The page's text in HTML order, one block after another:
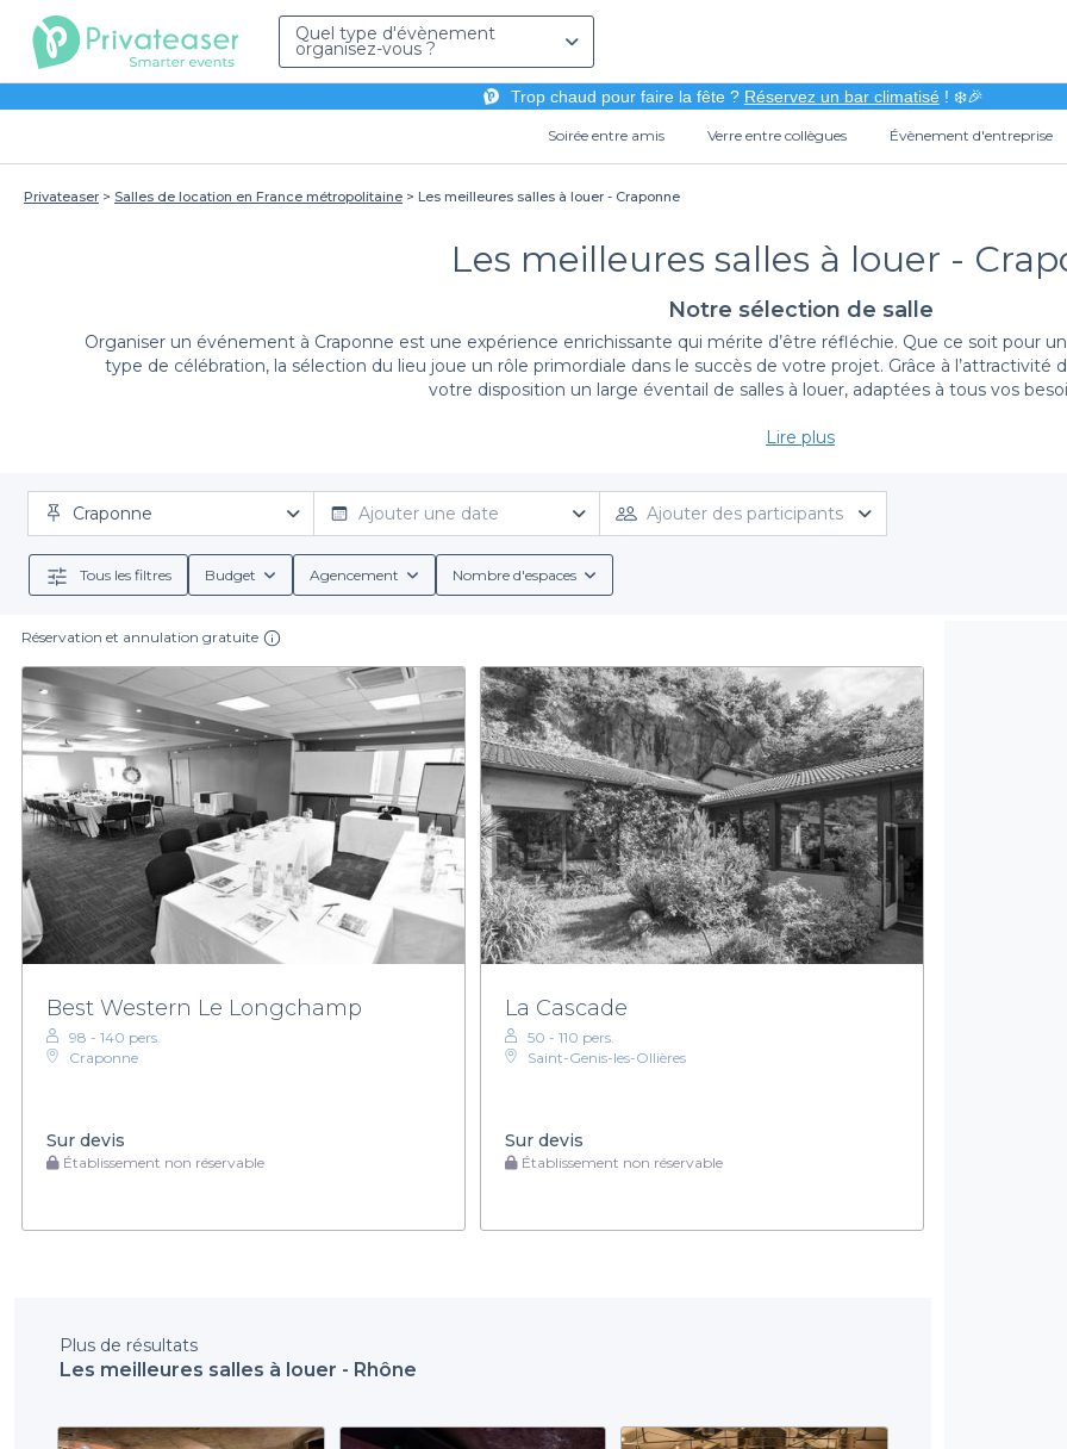
Quel type d'évènement
organisez-vous ?
Trop chaud pour faire la fête ? Réservez un bar climatisé! ❄️🎉
Soirée entre amis Verre entre collègues Évènement d'entreprise
Privateaser Salles de location en France métropolitaine Les meilleures salles à louer - Craponne
Les meilleures salles à louer -
Notre sélection de salle
Organiser un événement à Craponne est une expérience enrichissante qui mérite d’être réfléchie. Que ce soit pour
type de célébration, la sélection du lieu joue un rôle primordiale dans le succès de votre projet. Grâce à
votre disposition un large éventail de salles à louer, adaptées à tous vos
Utiliser Privateaser pour réserver votre salle à Craponne simplifie grandement la gestion de votre événement. Nous
allant des salles de réunion modernes aux espaces plus conviviaux, parfaits pour une fête entre amis. Votre
en ligne. Vous pouvez consulter des informations détaillées sur chaque lieu, y compris les conditions de location,
optiez pour un cocktail dînatoire ou pour des rafraîchissements plus traditionnels, vous trouverez
Réservez votre salle à Craponne sans hésitation
Ne laissez pas l'organisation de votre événement vous stresser. Utiliser Privateaser, c'est la garantie d'une
répondre à vos attentes. Située au cœur d'une région dynamique et accessible, Craponne est l'endroit idéal pour
N'attendez plus pour explorer nos offres et dénicher la salle parfaite pour votre événement. Découvrez dès
et faites de votre projet un réel succès !
Lire plus
Craponne Ajouter une date Ajouter des participants
Tous les filtres Budget Agencement Nombre d'espaces
Réservation et annulation gratuite
Best Western Le Longchamp
98 - 140 pers.
Craponne
Sur devis
Établissement non réservable
La Cascade
50 - 110 pers.
Saint-Genis-les-Ollières
Sur devis
Établissement non réservable
Plus de résultats
Les meilleures salles à louer - Rhône